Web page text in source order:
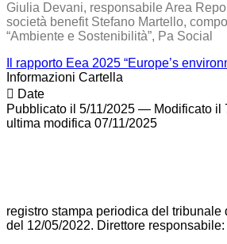
Giulia Devani, responsabile Area
società benefit Stefano Martello,
“Ambiente e Sostenibilità”, Pa Social
Il rapporto Eea 2025 “Europe’s
Informazioni Cartella
Date
Pubblicato il 5/11/2025 — Modificato il
ultima modifica 07/11/2025
registro stampa periodica del tribunale
del 12/05/2022. Direttore